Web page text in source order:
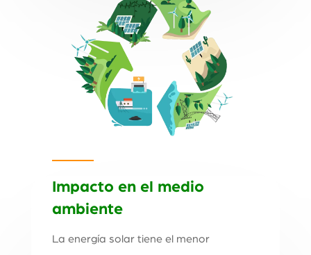
Impacto en el medio
ambiente
La energía solar tiene el menor